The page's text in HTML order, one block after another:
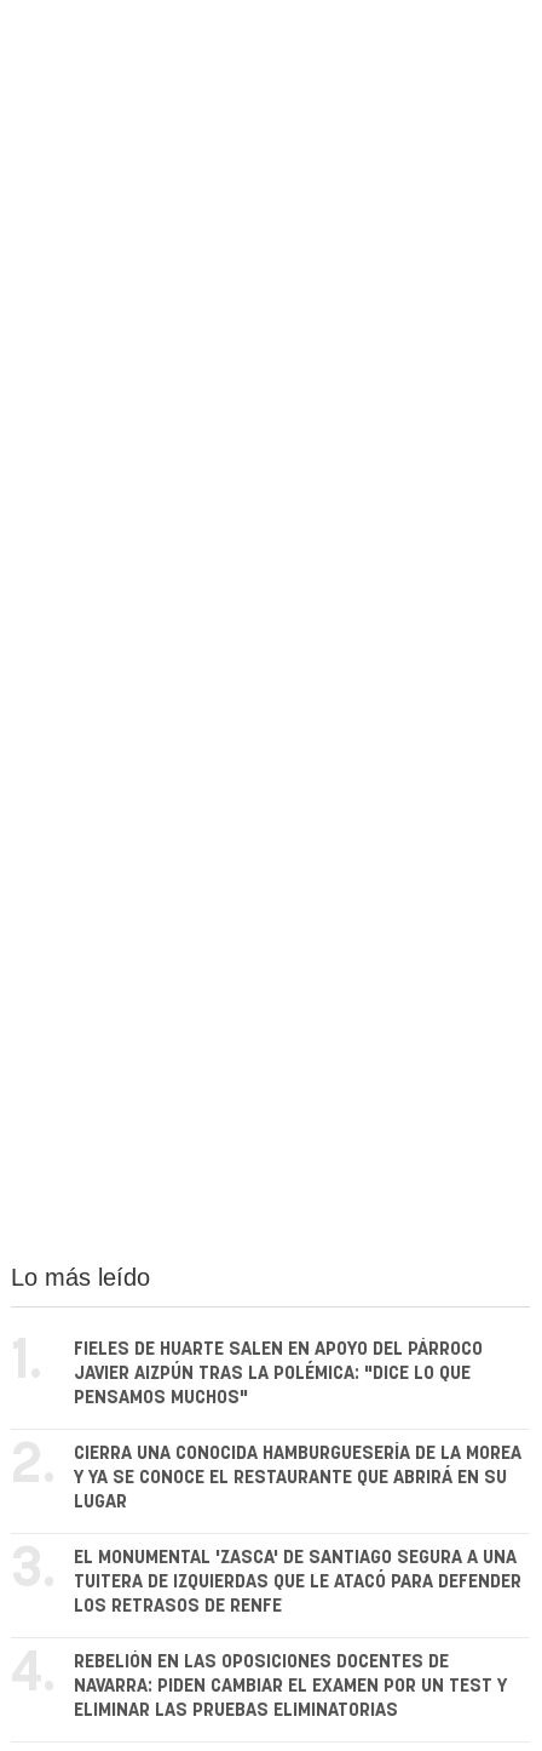
Lo más leído
1.
FIELES DE HUARTE SALEN EN APOYO DEL PÁRROCO
JAVIER AIZPÚN TRAS LA POLÉMICA: "DICE LO QUE
PENSAMOS MUCHOS"
2.
CIERRA UNA CONOCIDA HAMBURGUESERÍA DE LA MOREA
Y YA SE CONOCE EL RESTAURANTE QUE ABRIRÁ EN SU
LUGAR
3.
EL MONUMENTAL 'ZASCA' DE SANTIAGO SEGURA A UNA
TUITERA DE IZQUIERDAS QUE LE ATACÓ PARA DEFENDER
LOS RETRASOS DE RENFE
4.
REBELIÓN EN LAS OPOSICIONES DOCENTES DE
NAVARRA: PIDEN CAMBIAR EL EXAMEN POR UN TEST Y
ELIMINAR LAS PRUEBAS ELIMINATORIAS